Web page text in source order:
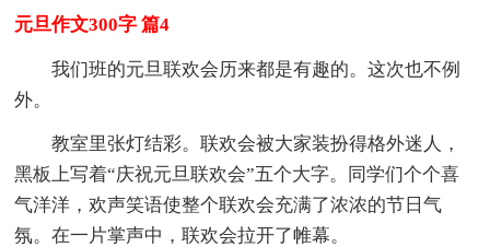
元旦作文300字 篇4
我们班的元旦联欢会历来都是有趣的。这次也不例
外。
教室里张灯结彩。联欢会被大家装扮得格外迷人，
黑板上写着“庆祝元旦联欢会”五个大字。同学们个个喜
气洋洋，欢声笑语使整个联欢会充满了浓浓的节日气
氛。在一片掌声中，联欢会拉开了帷幕。